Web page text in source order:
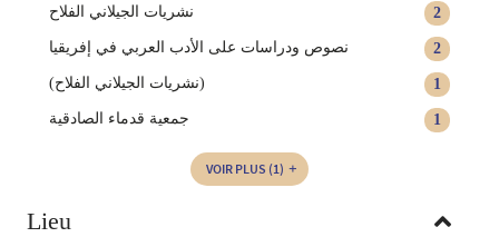
2 نشريات الجيلاني الفلاح
2 نصوص ودراسات على الأدب العربي في إفريقيا
1 (نشريات الجيلاني الفلاح)
1 جمعية قدماء الصادقية
VOIR PLUS (1)
Lieu